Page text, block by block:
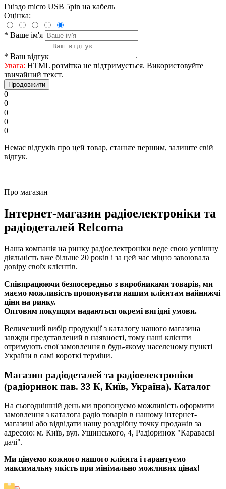
Гніздо micro USB 5pin на кабель
Оцінка:
* Ваше ім'я
* Ваш відгук
Увага: HTML розмітка не підтримується. Використовуйте
звичайний текст.
Продовжити
0
0
0
0
0
Немає відгуків про цей товар, станьте першим, залиште свій
відгук.
Про магазин
Інтернет-магазин радіоелектроніки та
радіодеталей Relcoma
Наша компанія на ринку радіоелектроніки веде свою успішну
діяльність вже більше 20 років і за цей час міцно завоювала
довіру своїх клієнтів.
Співпрацюючи безпосередньо з виробниками товарів, ми
маємо можливість пропонувати нашим клієнтам найнижчі
ціни на ринку.
Оптовим покупцям надаються окремі вигідні умови.
Величезний вибір продукції з каталогу нашого магазина
завжди представлений в наявності, тому наші клієнти
отримують свої замовлення в будь-якому населеному пункті
України в самі короткі терміни.
Магазин радіодеталей та радіоелектроніки
(радіоринок пав. 33 К, Київ, Україна). Каталог
На сьогоднішній день ми пропонуємо можливість оформити
замовлення з каталога радіо товарів в нашому інтернет-
магазині або відвідати нашу роздрібну точку продажів за
адресою: м. Київ, вул. Ушинського, 4, Радіоринок "Караваєві
дачі".
Ми цінуємо кожного нашого клієнта і гарантуємо
максимальну якість при мінімально можливих цінах!